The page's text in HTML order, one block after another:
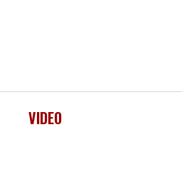
VIDEO